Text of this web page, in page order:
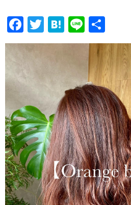
Facebook
TwitterHatena
Line
有